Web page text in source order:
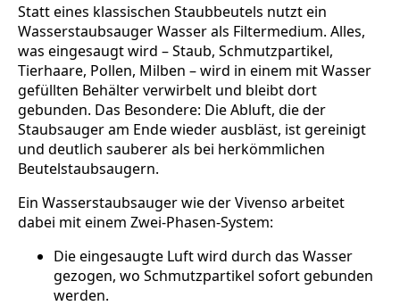
Statt eines klassischen Staubbeutels nutzt ein
Wasserstaubsauger Wasser als Filtermedium. Alles,
was eingesaugt wird – Staub, Schmutzpartikel,
Tierhaare, Pollen, Milben – wird in einem mit Wasser
gefüllten Behälter verwirbelt und bleibt dort
gebunden. Das Besondere: Die Abluft, die der
Staubsauger am Ende wieder ausbläst, ist gereinigt
und deutlich sauberer als bei herkömmlichen
Beutelstaubsaugern.
Ein Wasserstaubsauger wie der Vivenso arbeitet
dabei mit einem Zwei-Phasen-System:
Die eingesaugte Luft wird durch das Wasser
gezogen, wo Schmutzpartikel sofort gebunden
werden.